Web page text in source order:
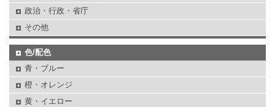
政治・行政・省庁
その他
色/配色
青・ブルー
橙・オレンジ
黄・イエロー